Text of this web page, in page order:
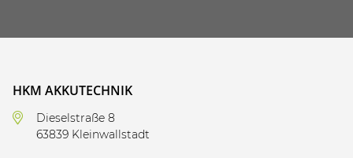
HKM AKKUTECHNIK
Dieselstraße 8
63839 Kleinwallstadt